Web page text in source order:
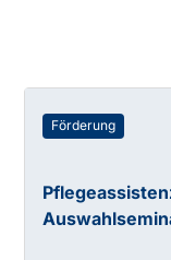
Förderung